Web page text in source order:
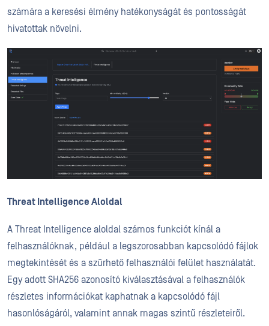
számára a keresési élmény hatékonyságát és pontosságát
hivatottak növelni.
Threat Intelligence Aloldal
A Threat Intelligence aloldal számos funkciót kínál a
felhasználóknak, például a legszorosabban kapcsolódó fájlok
megtekintését és a szűrhető felhasználói felület használatát.
Egy adott SHA256 azonosító kiválasztásával a felhasználók
részletes információkat kaphatnak a kapcsolódó fájl
hasonlóságáról, valamint annak magas szintű részleteiről.